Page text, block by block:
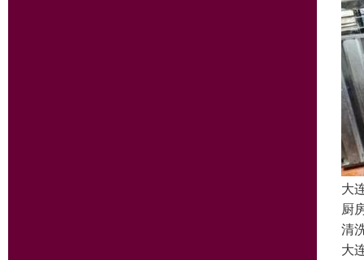
大
厨
清
大